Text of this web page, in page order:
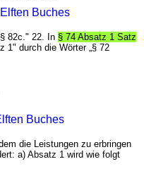
Buches
82c." 22. In § 74 Absatz 1 Satz
1" durch die Wörter „§ 72
Buches
die Leistungen zu erbringen
a) Absatz 1 wird wie folgt